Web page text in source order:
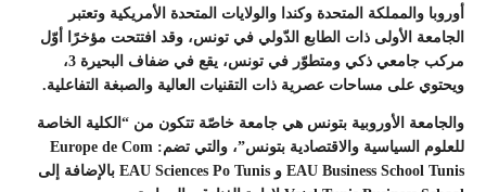
أوروبا والمملكة المتحدة وكندا والولايات المتحدة الأمريكية وتعتبر
الجامعة الأولى ذات الطابع الدّولي في تونس، وقد افتتحت مؤخرًا أوّل
مركب جامعي ذكي ومتطوّر في تونس، يقع في ضفاف البحيرة 3،
ويحتوي على مساحات عصرية ذات التقنيات العالية والصبغة التفاعلية.
والجامعة الأوروبية بتونس هي جامعة خاصّة تتكون من “الكلية الخاصة
للعلوم السياسية والاقتصادية بتونس”، والتي تضم: Europe de Com
EAU Business School Tunis و EAU Sciences Po Tunis بالإضافة إلى